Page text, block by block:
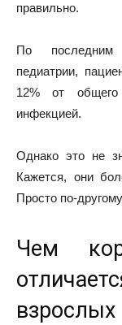
правильно.
По
педиатрии,
12% от общего
инфекцией.
Однако это не
Кажется, они
Просто по-
Чем
взрослых